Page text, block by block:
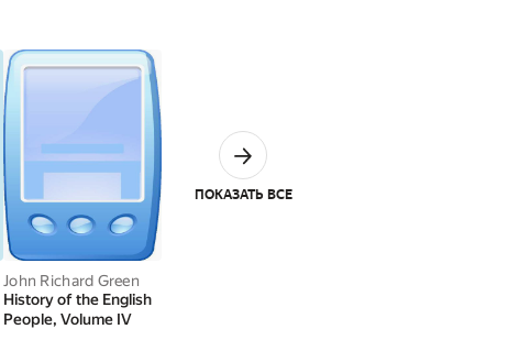
John Richard Green
History of the English
People, Volume IV
ПОКАЗАТЬ ВСЕ